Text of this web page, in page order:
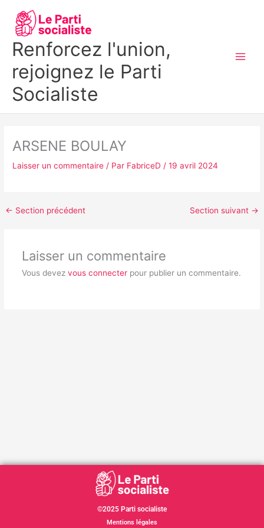
contenu
Renforcez l'union,
rejoignez le Parti
Socialiste
ARSENE BOULAY
Laisser un commentaire / Par FabriceD/19 avril 2024
← Section précédent Section suivant →
Laisser un commentaire
Vous devez vous connecterpour publier un commentaire.
©2025 Parti socialiste
Mentions légales